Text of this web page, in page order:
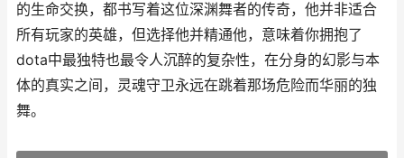
的生命交换，都书写着这位深渊舞者的传奇，他并非适合
所有玩家的英雄，但选择他并精通他，意味着你拥抱了
dota中最独特也最令人沉醉的复杂性，在分身的幻影与本
体的真实之间，灵魂守卫永远在跳着那场危险而华丽的独
舞。